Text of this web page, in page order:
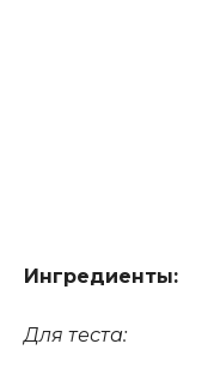
Ингредиенты:
Для теста: